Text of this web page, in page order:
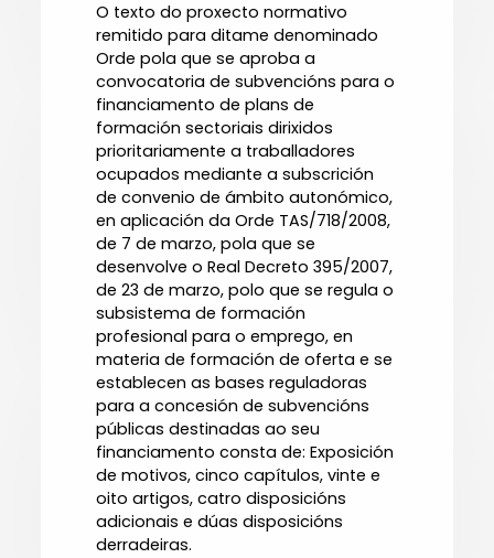
O texto do proxecto normativo
remitido para ditame denominado
Orde pola que se aproba a
convocatoria de subvencións para o
financiamento de plans de
formación sectoriais dirixidos
prioritariamente a traballadores
ocupados mediante a subscrición
de convenio de ámbito autonómico,
en aplicación da Orde TAS/718/2008,
de 7 de marzo, pola que se
desenvolve o Real Decreto 395/2007,
de 23 de marzo, polo que se regula o
subsistema de formación
profesional para o emprego, en
materia de formación de oferta e se
establecen as bases reguladoras
para a concesión de subvencións
públicas destinadas ao seu
financiamento consta de: Exposición
de motivos, cinco capítulos, vinte e
oito artigos, catro disposicións
adicionais e dúas disposicións
derradeiras.